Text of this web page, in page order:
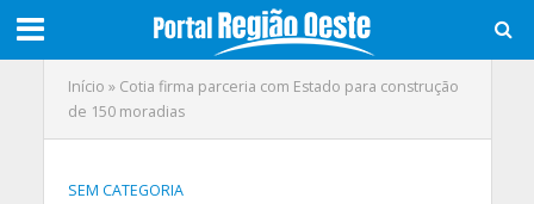
Início » Cotia firma parceria com Estado para construção
de 150 moradias
SEM CATEGORIA